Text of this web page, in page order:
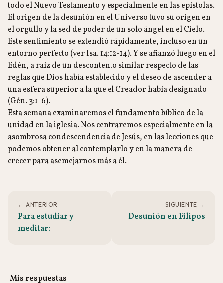
todo el Nuevo Testamento y especialmente en las epístolas.
El origen de la desunión en el Universo tuvo su origen en
el orgullo y la sed de poder de un solo ángel en el Cielo.
Este sentimiento se extendió rápidamente, incluso en un
entorno perfecto (ver Isa. 14:12-14). Y se afianzó luego en el
Edén, a raíz de un descontento similar respecto de las
reglas que Dios había establecido y el deseo de ascender a
una esfera superior a la que el Creador había designado
(Gén. 3:1-6).
Esta semana examinaremos el fundamento bíblico de la
unidad en la iglesia. Nos centraremos especialmente en la
asombrosa condescendencia de Jesús, en las lecciones que
podemos obtener al contemplarlo y en la manera de
crecer para asemejarnos más a él.
← ANTERIOR
Para estudiar y
meditar:
SIGUIENTE →
Desunión en Filipos
Mis respuestas